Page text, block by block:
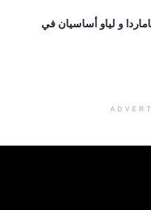
و لياو أساسيان في